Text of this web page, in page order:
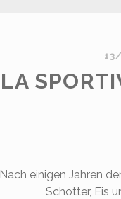
LA
Nach einigen Jahren
Schotter, Eis